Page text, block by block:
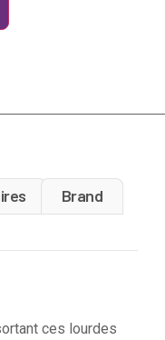
Brand
ces lourdes